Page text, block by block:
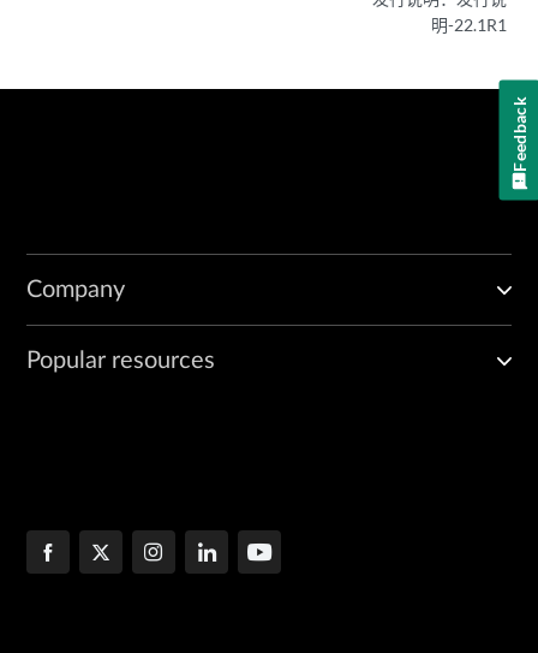
明-22.1R1
Company
Popular resources
Feedback